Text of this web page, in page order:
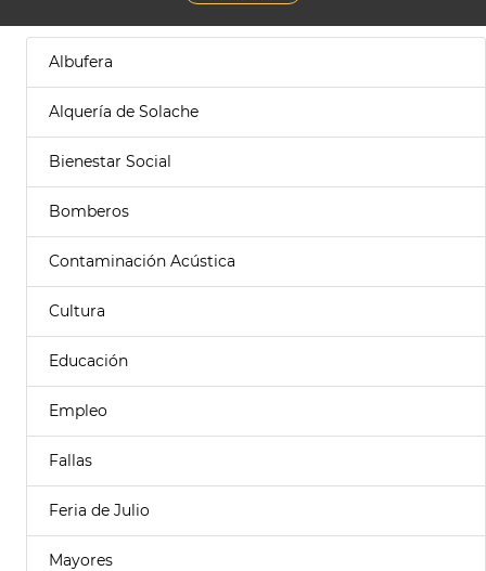
Albufera
Alquería de Solache
Bienestar Social
Bomberos
Contaminación Acústica
Cultura
Educación
Empleo
Fallas
Feria de Julio
Mayores